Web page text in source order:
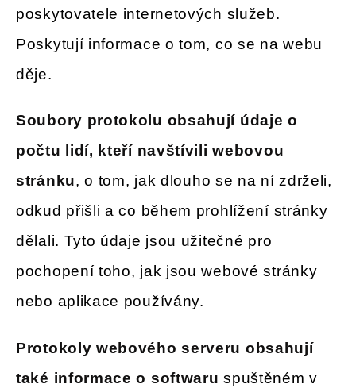
poskytovatele internetových služeb.
Poskytují informace o tom, co se na webu
děje.
Soubory protokolu obsahují údaje o
počtu lidí, kteří navštívili webovou
stránku, o tom, jak dlouho se na ní zdrželi,
odkud přišli a co během prohlížení stránky
dělali. Tyto údaje jsou užitečné pro
pochopení toho, jak jsou webové stránky
nebo aplikace používány.
Protokoly webového serveru obsahují
také informace o softwaruspuštěném v